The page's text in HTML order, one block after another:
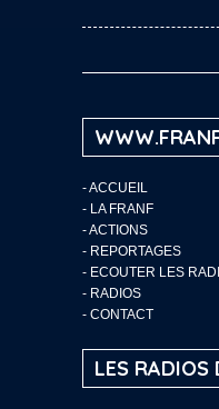
-ACCUEIL
- LA FRANF
-ACTIONS
- REPORTAGES
- ECOUTER LES
- RADIOS
- CONTACT
LES RADIOS